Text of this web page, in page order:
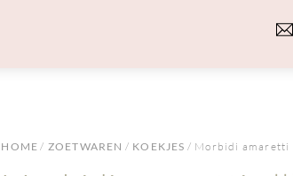
HOME / ZOETWAREN / KOEKJES / Morbidi amaretti